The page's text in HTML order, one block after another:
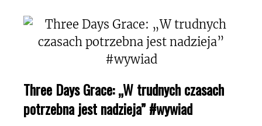
Three Days Grace: „W trudnych czasach
potrzebna jest nadzieja” #wywiad